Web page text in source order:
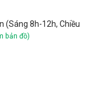
(Sáng 8h-12h, Chiều
bản đồ)